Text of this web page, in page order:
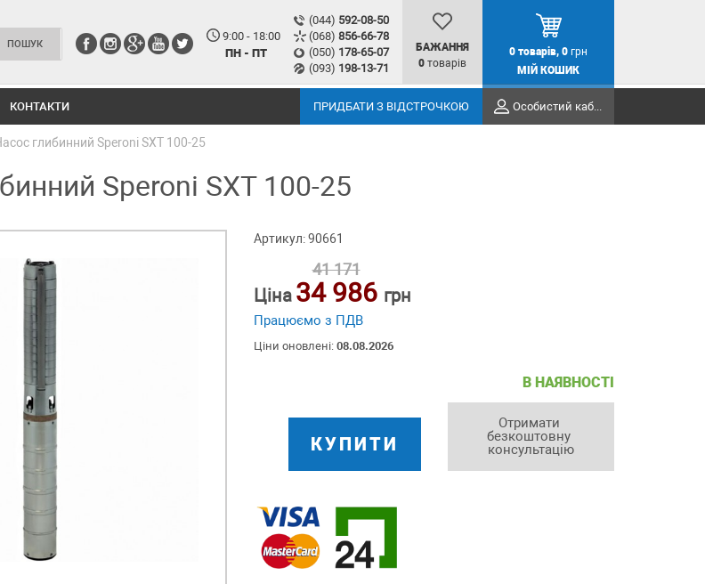
9:00 - 18:00
ПН - ПТ
(044) 592-08-50
(068) 856-66-78
(050) 178-65-07
(093) 198-13-71
БАЖАННЯ
0 товарів
0 товарів, 0 грн
МІЙ КОШИК
КОНТАКТИ ПРИДБАТИ З ВІДСТРОЧКОЮ Особистий кабінет
глибинний Speroni SXT 100-25
Speroni SXT 100-25
Артикул: 90661
Ціна
41 171
34 986 грн
Працюємо з ПДВ
Ціни оновлені: 08.08.2026
КУПИТИ
В НАЯВНОСТІ
Отримати
безкоштовну
консультацію